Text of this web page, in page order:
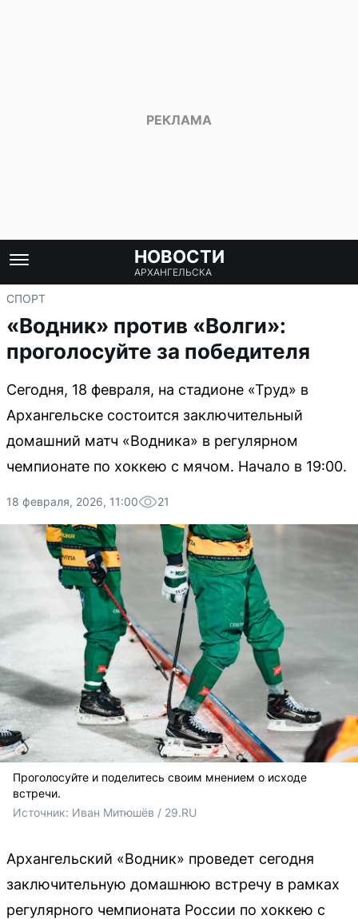
НОВОСТИ
АРХАНГЕЛЬСКА
СПОРТ
«Водник» против «Волги»:
проголосуйте за победителя
Сегодня, 18 февраля, на стадионе «Труд» в
Архангельске состоится заключительный
домашний матч «Водника» в регулярном
чемпионате по хоккею с мячом. Начало в 19:00.
18 февраля, 2026, 11:00 21
Проголосуйте и поделитесь своим мнением о исходе
встречи.
Источник: Иван Митюшёв / 29.RU
Архангельский «Водник» проведет сегодня
заключительную домашнюю встречу в рамках
регулярного чемпионата России по хоккею с